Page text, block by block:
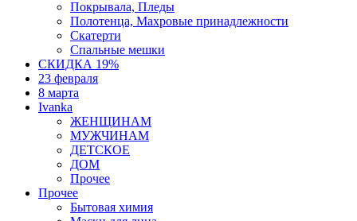
Покрывала, Пледы
Полотенца, Махровые принадлежности
Скатерти
Спальные мешки
СКИДКА 19%
23 февраля
8 марта
Ivanka
ЖЕНЩИНАМ
МУЖЧИНАМ
ДЕТСКОЕ
ДОМ
Прочее
Прочее
Бытовая химия